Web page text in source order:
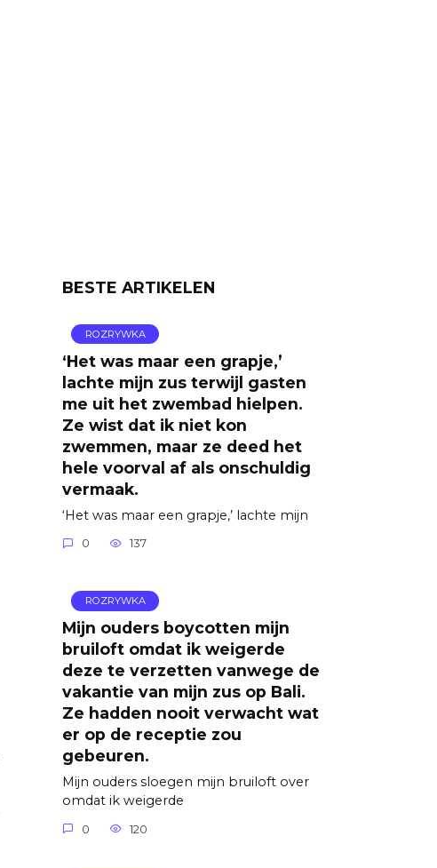
BESTE ARTIKELEN
ROZRYWKA
‘Het was maar een grapje,’
lachte mijn zus terwijl gasten
me uit het zwembad hielpen.
Ze wist dat ik niet kon
zwemmen, maar ze deed het
hele voorval af als onschuldig
vermaak.
‘Het was maar een grapje,’ lachte mijn
0 137
ROZRYWKA
Mijn ouders boycotten mijn
bruiloft omdat ik weigerde
deze te verzetten vanwege de
vakantie van mijn zus op Bali.
Ze hadden nooit verwacht wat
er op de receptie zou
gebeuren.
Mijn ouders sloegen mijn bruiloft over
omdat ik weigerde
0 120